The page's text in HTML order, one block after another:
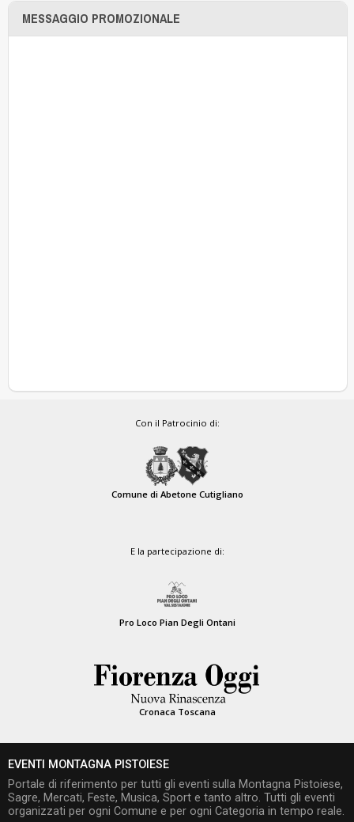
MESSAGGIO PROMOZIONALE
Con il Patrocinio di:
Comune di Abetone Cutigliano
E la partecipazione di:
Pro Loco Pian Degli Ontani
Cronaca Toscana
EVENTI MONTAGNA PISTOIESE
Portale di riferimento per tutti gli eventi sulla Montagna Pistoiese,
Sagre, Mercati, Feste, Musica, Sport e tanto altro. Tutti gli eventi
organizzati per ogni Comune e per ogni Categoria in tempo reale.